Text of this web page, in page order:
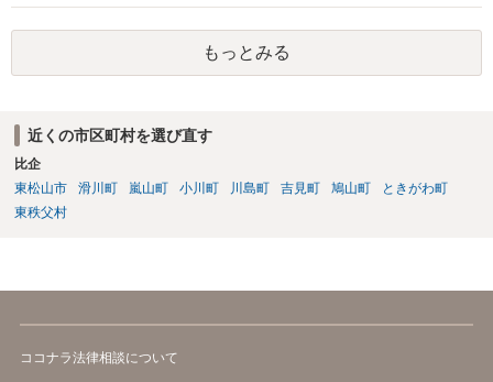
方に再委任の権限を付与しておくという方法もあります。 一度、弁護
士に直接ご相談されることをお勧めいたします。
もっとみる
近くの市区町村を選び直す
比企
東松山市
滑川町 嵐山町 小川町 川島町 吉見町 鳩山町
ときがわ町
東秩父村
ココナラ法律相談について